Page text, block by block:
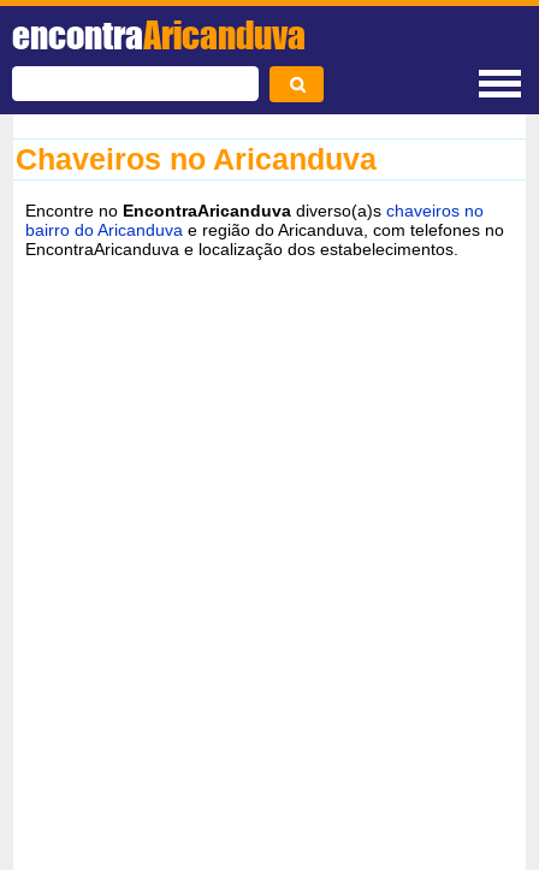
encontraAricanduva
Chaveiros no Aricanduva
Encontre no EncontraAricanduva diverso(a)schaveiros no
bairro do Aricanduva e região do Aricanduva, com telefones no
EncontraAricanduva e localização dos estabelecimentos.